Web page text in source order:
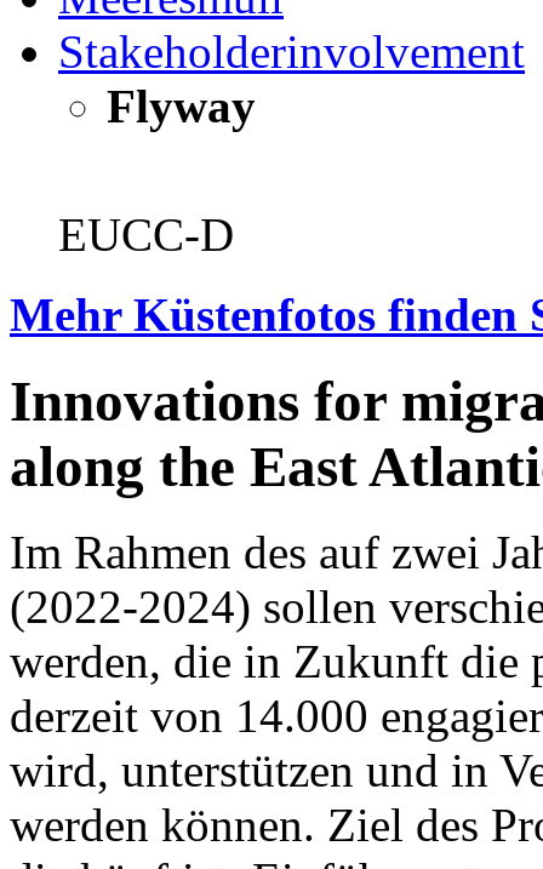
Stakeholderinvolvement
Flyway
EUCC-D
Mehr Küstenfotos finden
Innovations for
along the East
Im Rahmen des auf zwei
(2022-2024) sollen
werden, die in Zukunft die
derzeit von 14.000
wird, unterstützen und in
werden können. Ziel des